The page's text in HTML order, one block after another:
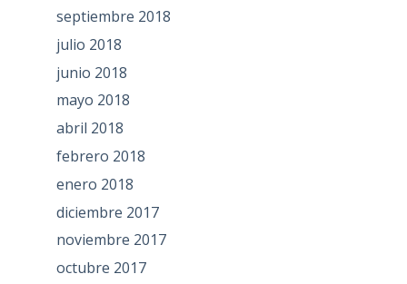
septiembre 2018
julio 2018
junio 2018
mayo 2018
abril 2018
febrero 2018
enero 2018
diciembre 2017
noviembre 2017
octubre 2017